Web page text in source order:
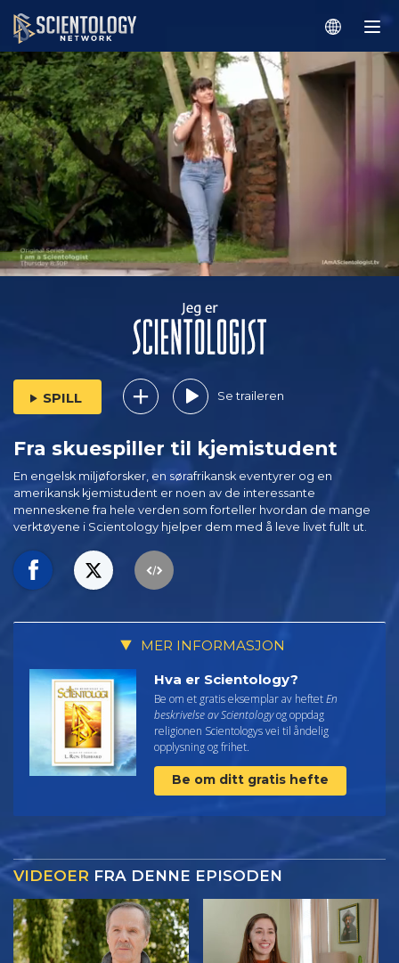
SPILL Se traileren
Fra skuespiller til kjemistudent
En engelsk miljøforsker, en sørafrikansk eventyrer og en
amerikansk kjemistudent er noen av de interessante
menneskene fra hele verden som forteller hvordan de mange
verktøyene i Scientology hjelper dem med å leve livet fullt ut.
MER INFORMASJON
Hva er Scientology?
Be om et gratis eksemplar av heftetEn
beskrivelse av Scientologyog oppdag
religionen Scientologys vei til åndelig
opplysning og frihet.
Be om ditt gratis hefte
VIDEOER FRA DENNE EPISODEN